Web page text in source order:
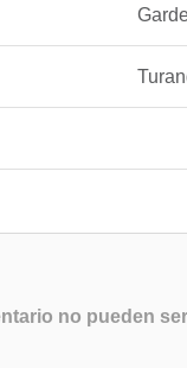
no pueden ser